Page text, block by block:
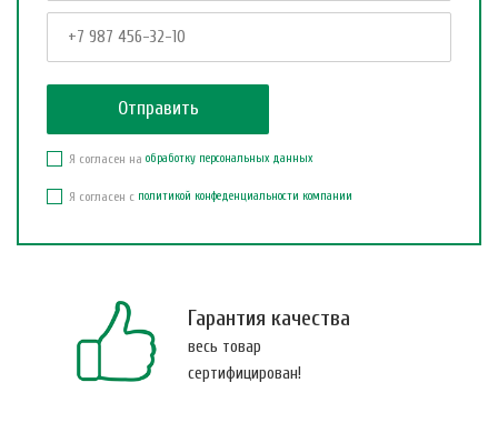
Я согласен на обработку персональных данных
Я согласен с политикой конфеденциальности компании
Гарантия качества
весь товар
сертифицирован!